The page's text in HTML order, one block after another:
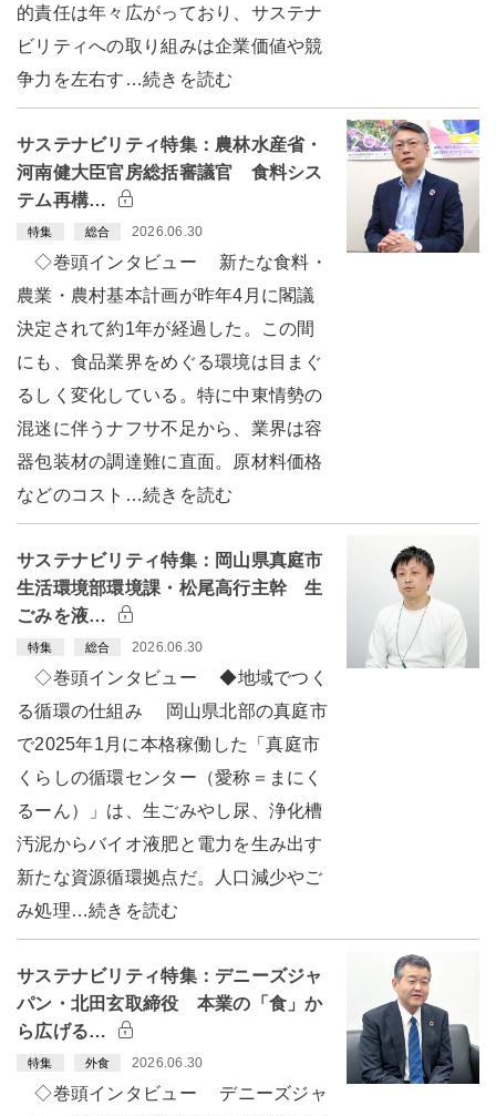
的責任は年々広がっており、サステナ
ビリティへの取り組みは企業価値や競
争力を左右す…続きを読む
サステナビリティ特集：農林水産省・
河南健大臣官房総括審議官 食料シス
テム再構…
特集 総合 2026.06.30
◇巻頭インタビュー 新たな食料・
農業・農村基本計画が昨年4月に閣議
決定されて約1年が経過した。この間
にも、食品業界をめぐる環境は目まぐ
るしく変化している。特に中東情勢の
混迷に伴うナフサ不足から、業界は容
器包装材の調達難に直面。原材料価格
などのコスト…続きを読む
サステナビリティ特集：岡山県真庭市
生活環境部環境課・松尾高行主幹 生
ごみを液…
特集 総合 2026.06.30
◇巻頭インタビュー ◆地域でつく
る循環の仕組み 岡山県北部の真庭市
で2025年1月に本格稼働した「真庭市
くらしの循環センター（愛称＝まにく
るーん）」は、生ごみやし尿、浄化槽
汚泥からバイオ液肥と電力を生み出す
新たな資源循環拠点だ。人口減少やご
み処理…続きを読む
サステナビリティ特集：デニーズジャ
パン・北田玄取締役 本業の「食」か
ら広げる…
特集 外食 2026.06.30
◇巻頭インタビュー デニーズジャ